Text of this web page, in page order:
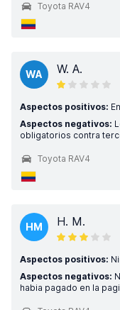
Toyota RAV4
WA W. A.
Aspectos positivos:
Aspectos negativos:
obligatorios contra
Toyota RAV4
HM H. M.
Aspectos positivos:
Aspectos negativos:
habia pagado en la